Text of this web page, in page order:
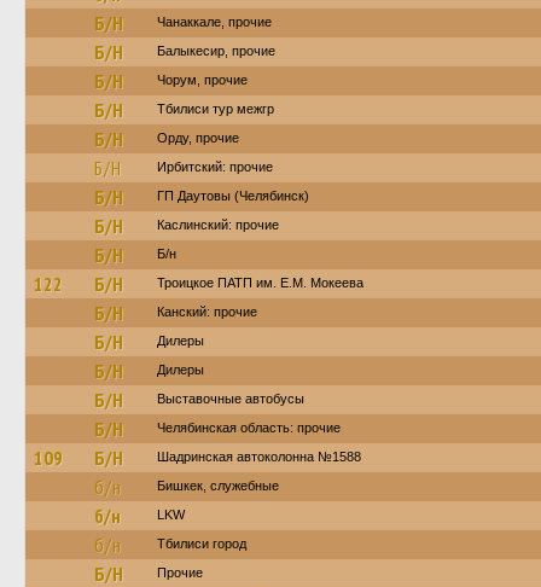
Б/Н
Чанаккале, прочие
Б/Н Балыкесир, прочие
Б/Н Чорум, прочие
Б/Н Тбилиси тур межгр
Б/Н Орду, прочие
Б/Н Ирбитский: прочие
Б/Н ГП Даутовы (Челябинск)
Б/Н Каслинский: прочие
Б/Н Б/н
122 Б/Н Троицкое ПАТП им. Е.М. Мокеева
Б/Н Канский: прочие
Б/Н Дилеры
Б/Н Дилеры
Б/Н Выставочные автобусы
Б/Н Челябинская область: прочие
109 Б/Н Шадринская автоколонна №1588
б/н Бишкек, служебные
б/н LKW
б/н Тбилиси город
Б/Н Прочие